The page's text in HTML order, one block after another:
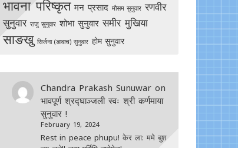
भावना परिष्कृत मन प्रसाद मौसम सुनुवार रणवीर
सुनुवार राजु सुनुवार शोभा सुनुवार समीर मुखिया
साङखु सिर्जना (ङावाच) सुनुवार होम सुनुवार
Chandra Prakash Sunuwaron
भावपूर्ण श्रद्घाञ्जली स्वः श्री कर्णमाया
सुनुवार !
February 19, 2024
Rest in peace phupu! केर ला: ममे बुश